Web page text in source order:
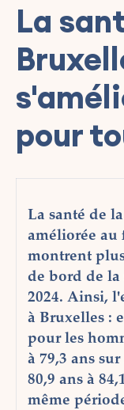
La
pour
La santé de
améliorée au
montrent
de bord de la
2024. Ainsi,
à Bruxelles :
pour les
à 79,3 ans
80,9 ans à
même